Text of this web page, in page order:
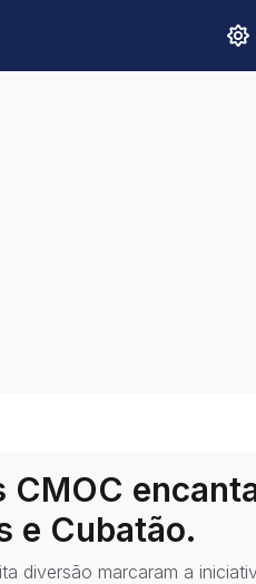
CMOC
e Cubatão.
diversão marcaram a